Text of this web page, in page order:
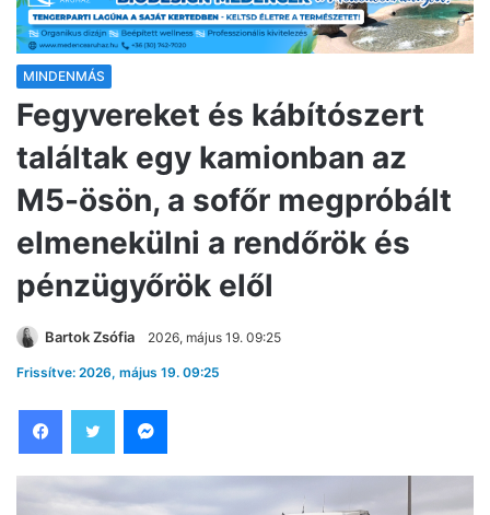
MINDENMÁS
Fegyvereket és kábítószert
találtak egy kamionban az
M5-ösön, a sofőr megpróbált
elmenekülni a rendőrök és
pénzügyőrök elől
Bartok Zsófia 2026, május 19. 09:25
Frissítve: 2026, május 19. 09:25